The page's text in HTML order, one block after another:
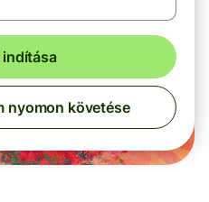
indítása
nyomon követése